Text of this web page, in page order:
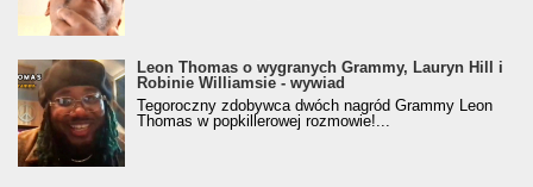
Leon Thomas o wygranych Grammy, Lauryn Hill i
Robinie Williamsie - wywiad
Tegoroczny zdobywca dwóch nagród Grammy Leon
Thomas w popkillerowej rozmowie!...